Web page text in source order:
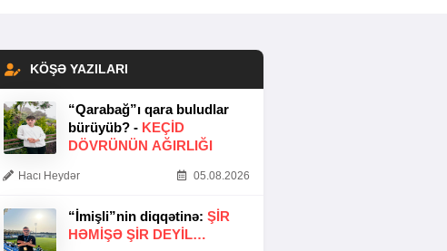
KÖŞƏ YAZILARI
“Qarabağ”ı qara buludlar
bürüyüb? - KEÇID
DÖVRÜNÜN AĞIRLIĞI
Hacı Heydər 05.08.2026
“İmişli”nin diqqətinə: ŞIR
HƏMIŞƏ ŞIR DEYIL…